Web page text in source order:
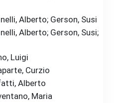
Alberto; Gerson, Susi
Alberto; Gerson, Susi;
Luigi
Curzio
Alberto
Maria